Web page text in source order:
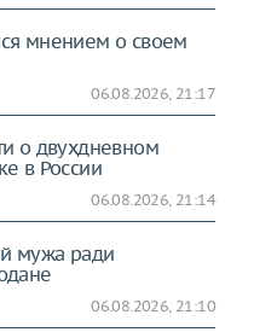
мнением о своем
06.08.2026, 21:17
о двухдневном
в России
06.08.2026, 21:14
мужа ради
06.08.2026, 21:10